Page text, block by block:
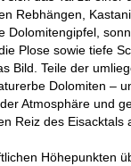
Rebhängen,
Dolomitengipfel,
Plose sowie tiefe
Bild. Teile der
Dolomiten –
Atmosphäre und
Reiz des Eisacktals
Höhepunkten